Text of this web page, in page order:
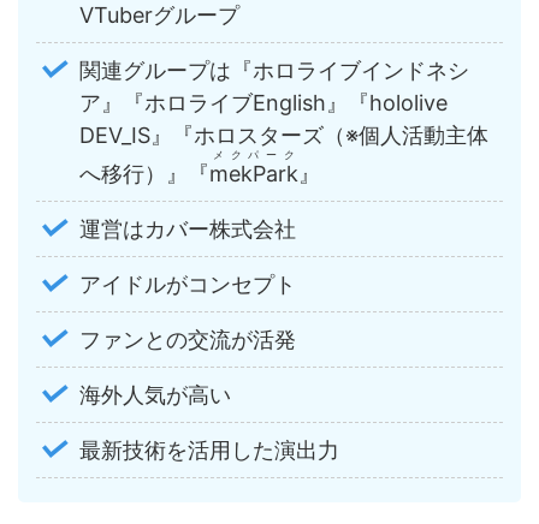
VTuberグループ
関連グループは『ホロライブインドネシ
ア』『ホロライブEnglish』『hololive
DEV_IS』『ホロスターズ（※個人活動主体
へ移行）』『mekPark
メクパーク
』
運営はカバー株式会社
アイドルがコンセプト
ファンとの交流が活発
海外人気が高い
最新技術を活用した演出力